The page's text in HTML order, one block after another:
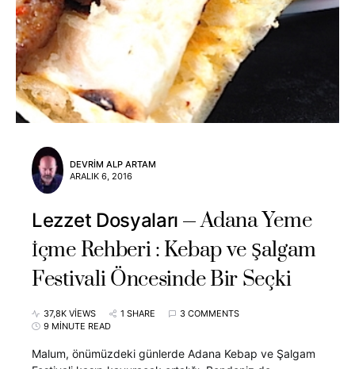
DEVRIM ALP ARTAM
ARALIK 6, 2016
Lezzet Dosyaları
Adana Yeme
İçme Rehberi : Kebap ve Şalgam
Festivali Öncesinde Bir Seçki
37,8K VIEWS 1 SHARE
3 COMMENTS
9 MINUTE READ
Malum, önümüzdeki günlerde Adana Kebap ve Şalgam